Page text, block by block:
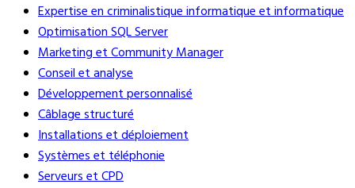
Expertise en criminalistique informatique et informatique
Optimisation SQL Server
Marketing et Community Manager
Conseil et analyse
Développement personnalisé
Câblage structuré
Installations et déploiement
Systèmes et téléphonie
Serveurs et CPD